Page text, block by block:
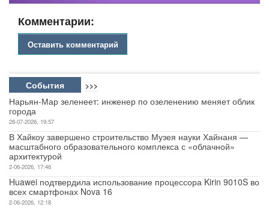
Комментарии:
Оставить комментарий
События >>>
Нарьян-Мар зеленеет: инженер по озеленению меняет облик
города
28-07-2026, 19:57
В Хайкоу завершено строительство Музея науки Хайнаня —
масштабного образовательного комплекса с «облачной»
архитектурой
2-06-2026, 17:46
Huawei подтвердила использование процессора Kirin 9010S во
всех смартфонах Nova 16
2-06-2026, 12:18